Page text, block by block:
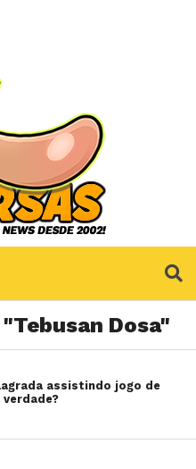
Dosa"
assistindo jogo de
verdade?